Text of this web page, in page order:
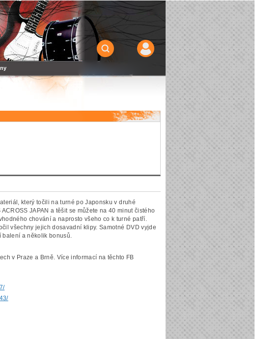
který točili na turné po Japonsku v druhé
JAPAN a těšit se můžete na 40 minut čistého
chování a naprosto všeho co k turné patří.
všechny jejich dosavadní klipy. Samotné DVD vyjde
balení a několik bonusů.
v Praze a Brně. Více informací na těchto FB